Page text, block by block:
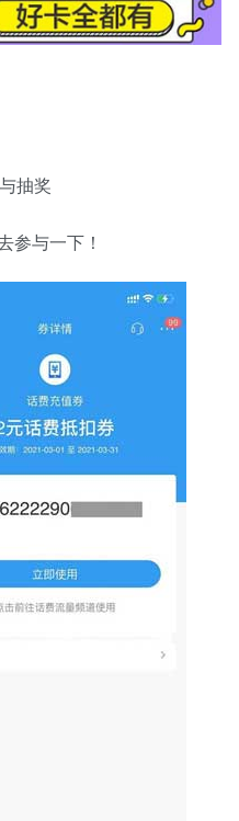
抽奖
参与一下！